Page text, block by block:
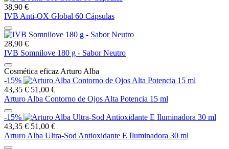
38,90 €
IVB Anti-OX Global 60 Cápsulas
28,90 €
IVB Somnilove 180 g - Sabor Neutro
Cosmética eficaz Arturo Alba
-15%
43,35 € 51,00 €
Arturo Alba Contorno de Ojos Alta Potencia 15 ml
-15%
43,35 € 51,00 €
Arturo Alba Ultra-Sod Antioxidante E Iluminadora 30 ml